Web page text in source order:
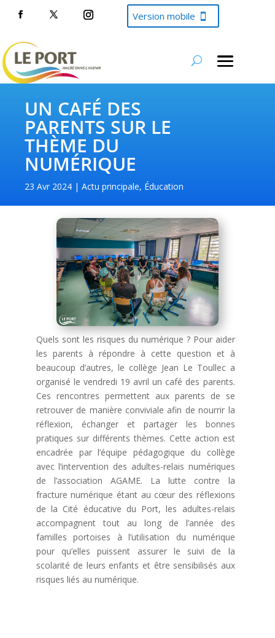
Version mobile
UN CAFÉ DES
PARENTS SUR LE
THÈME DU
NUMÉRIQUE
23 Avr 2024 Actu principale, Éducation
Quels sont les risques du numérique ? Pour aider
les parents à répondre à cette question et à
beaucoup d’autres, le collège Jean Le Toullec a
organisé le vendredi 19 avril un café des parents.
Ces rencontres permettent aux parents de se
retrouver de manière conviviale afin de nourrir la
réflexion, échanger et partager les bonnes
pratiques sur différents thèmes. Cette action est
encadrée par l’équipe pédagogique du collège
avec l’intervention des adultes-relais numériques
de l’association AGAME. La lutte contre la
fracture numérique étant au cœur des réflexions
de la Cité éducative du Port, les adultes-relais
accompagnent tout au long de l’année des
familles portoises à l’utilisation du numérique
pour qu’elles puissent assurer le suivi de la
scolarité de leurs enfants et être sensibilisés aux
risques liés au numérique.